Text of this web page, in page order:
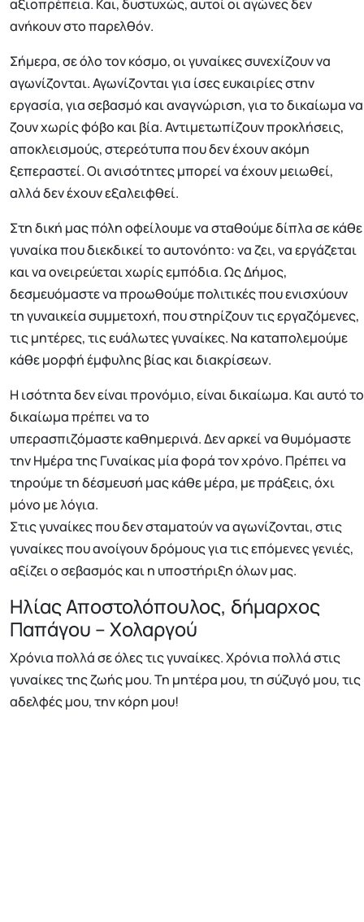
αξιοπρέπεια. Και, δυστυχώς, αυτοί οι αγώνες δεν
ανήκουν στο παρελθόν.
Σήμερα, σε όλο τον κόσμο, οι γυναίκες συνεχίζουν να
αγωνίζονται. Αγωνίζονται για ίσες ευκαιρίες στην
εργασία, για σεβασμό και αναγνώριση, για το δικαίωμα να
ζουν χωρίς φόβο και βία. Αντιμετωπίζουν προκλήσεις,
αποκλεισμούς, στερεότυπα που δεν έχουν ακόμη
ξεπεραστεί. Οι ανισότητες μπορεί να έχουν μειωθεί,
αλλά δεν έχουν εξαλειφθεί.
Στη δική μας πόλη οφείλουμε να σταθούμε δίπλα σε κάθε
γυναίκα που διεκδικεί το αυτονόητο: να ζει, να εργάζεται
και να ονειρεύεται χωρίς εμπόδια. Ως Δήμος,
δεσμευόμαστε να προωθούμε πολιτικές που ενισχύουν
τη γυναικεία συμμετοχή, που στηρίζουν τις εργαζόμενες,
τις μητέρες, τις ευάλωτες γυναίκες. Να καταπολεμούμε
κάθε μορφή έμφυλης βίας και διακρίσεων.
Η ισότητα δεν είναι προνόμιο, είναι δικαίωμα. Και αυτό το
δικαίωμα πρέπει να το
υπερασπιζόμαστε καθημερινά. Δεν αρκεί να θυμόμαστε
την Ημέρα της Γυναίκας μία φορά τον χρόνο. Πρέπει να
τηρούμε τη δέσμευσή μας κάθε μέρα, με πράξεις, όχι
μόνο με λόγια.
Στις γυναίκες που δεν σταματούν να αγωνίζονται, στις
γυναίκες που ανοίγουν δρόμους για τις επόμενες γενιές,
αξίζει ο σεβασμός και η υποστήριξη όλων μας.
Ηλίας Αποστολόπουλος, δήμαρχος
Παπάγου – Χολαργού
Χρόνια πολλά σε όλες τις γυναίκες. Χρόνια πολλά στις
γυναίκες της ζωής μου. Τη μητέρα μου, τη σύζυγό μου, τις
αδελφές μου, την κόρη μου!